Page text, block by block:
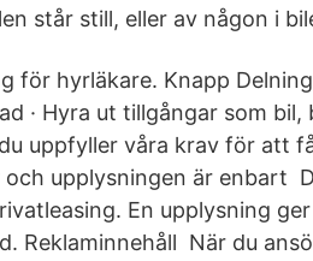
står still, eller av någon i
för hyrläkare. Knapp
· Hyra ut tillgångar som bil,
uppfyller våra krav för att
upplysningen är enbart
En upplysning
Reklaminnehåll När du